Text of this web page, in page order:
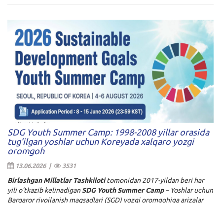
SDG Youth Summer Camp: 1998-2008 yillar orasida
tug’ilgan yoshlar uchun Koreyada xalqaro yozgi
oromgoh
13.06.2026 | 3531
Birlashgan Millatlar Tashkilotitomonidan 2017-yildan beri har
yili o’tkazib kelinadiganSDG Youth Summer Camp– Yoshlar uchun
Barqaror rivojlanish maqsadlari (SGD) yozgi oromgohiga arizalar